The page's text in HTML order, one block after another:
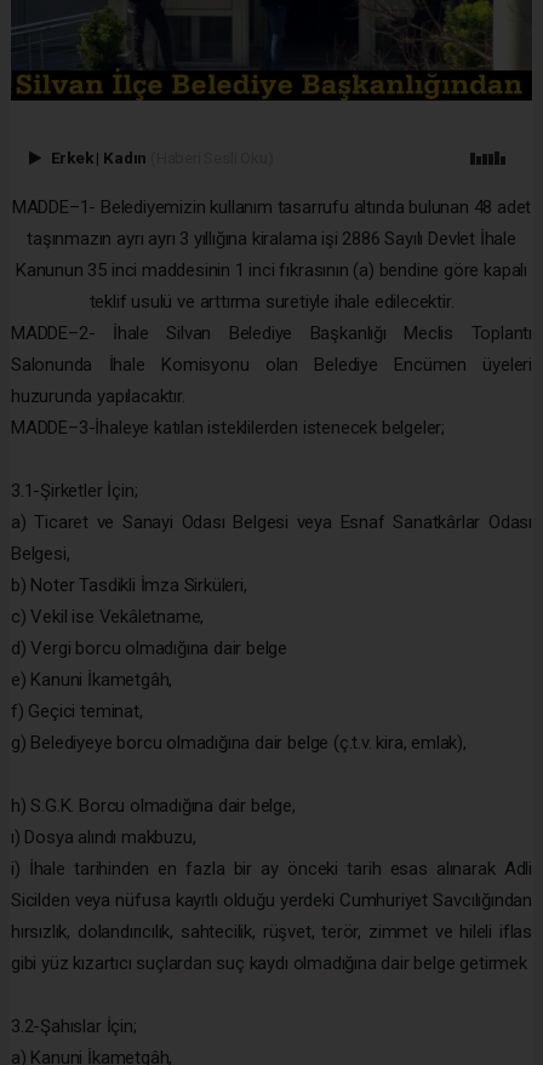
Erkek | Kadın
MADDE–1- Belediyemizin kullanım tasarrufu altında bulunan 48 adet
taşınmazın ayrı ayrı 3 yıllığına kiralama işi 2886 Sayılı Devlet İhale
Kanunun 35 inci maddesinin 1 inci fıkrasının (a) bendine göre kapalı
teklif usulü ve arttırma suretiyle ihale edilecektir.
MADDE–2- İhale Silvan Belediye Başkanlığı Meclis Toplantı
Salonunda İhale Komisyonu olan Belediye Encümen üyeleri
huzurunda yapılacaktır.
MADDE–3-İhaleye katılan isteklilerden istenecek belgeler;
3.1-Şirketler İçin;
a) Ticaret ve Sanayi Odası Belgesi veya Esnaf Sanatkârlar Odası
Belgesi,
b) Noter Tasdikli İmza Sirküleri,
c) Vekil ise Vekâletname,
d) Vergi borcu olmadığına dair belge
e) Kanuni İkametgâh,
f) Geçici teminat,
g) Belediyeye borcu olmadığına dair belge (ç.t.v. kira, emlak),
h) S.G.K. Borcu olmadığına dair belge,
ı) Dosya alındı makbuzu,
i) İhale tarihinden en fazla bir ay önceki tarih esas alınarak Adli
Sicilden veya nüfusa kayıtlı olduğu yerdeki Cumhuriyet Savcılığından
hırsızlık, dolandırıcılık, sahtecilik, rüşvet, terör, zimmet ve hileli iflas
gibi yüz kızartıcı suçlardan suç kaydı olmadığına dair belge getirmek
3.2-Şahıslar İçin;
a) Kanuni İkametgâh,